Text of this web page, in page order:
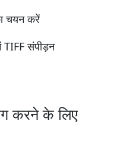
चयन करें
संपीड़न
करने के लिए